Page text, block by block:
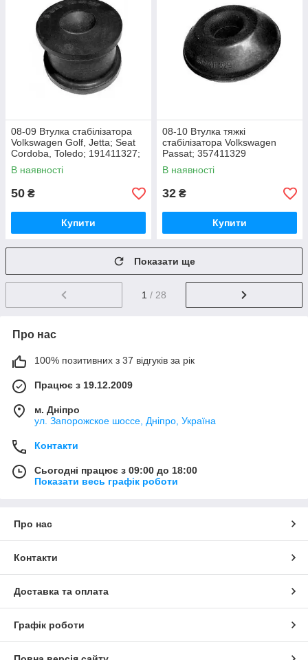
08-09 Втулка стабілізатора
Volkswagen Golf, Jetta; Seat
Cordoba, Toledo; 191411327;
191411315B
В наявності
50 ₴
Купити
08-10 Втулка тяжкі
стабілізатора Volkswagen
Passat; 357411329
В наявності
32 ₴
Купити
Показати ще
1 / 28
Про нас
100% позитивних з 37 відгуків за рік
Працює з 19.12.2009
м. Дніпро
ул. Запорожское шоссе, Дніпро, Україна
Контакти
Сьогодні працює з 09:00 до 18:00
Показати весь графік роботи
Про нас
Контакти
Доставка та оплата
Графік роботи